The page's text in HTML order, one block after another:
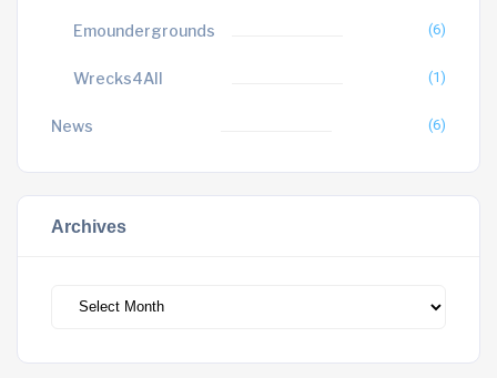
Emoundergrounds (6)
Wrecks4All (1)
News (6)
Archives